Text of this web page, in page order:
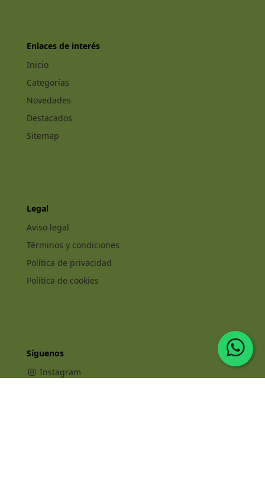
Enlaces de interés
Inicio
Categorías
Novedades
Destacados
Sitemap
Legal
Aviso legal
Términos y condiciones
Política de privacidad
Política de cookies
Síguenos
Instagram